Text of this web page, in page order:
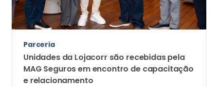
Parceria
Unidades da Lojacorr são recebidas pela
MAG Seguros em encontro de capacitação
e relacionamento